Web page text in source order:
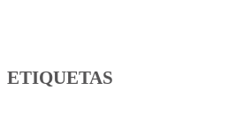
ETIQUETAS